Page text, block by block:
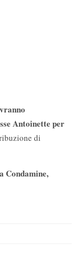
Antoinette per
di
Condamine,